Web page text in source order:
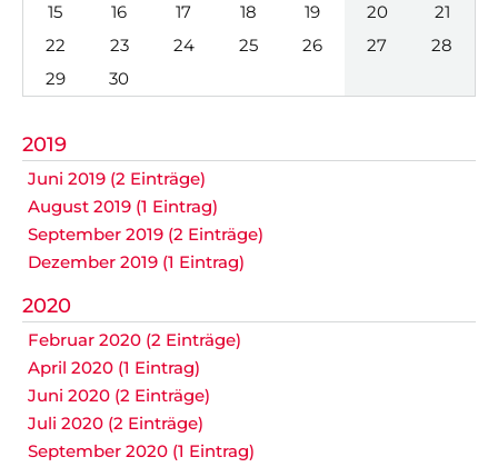
15
16 17 18 19 20
21
22
23 24 25 26 27
28
29
30
2019
Juni 2019 (2 Einträge)
August 2019 (1 Eintrag)
September 2019 (2 Einträge)
Dezember 2019 (1 Eintrag)
2020
Februar 2020 (2 Einträge)
April 2020 (1 Eintrag)
Juni 2020 (2 Einträge)
Juli 2020 (2 Einträge)
September 2020 (1 Eintrag)